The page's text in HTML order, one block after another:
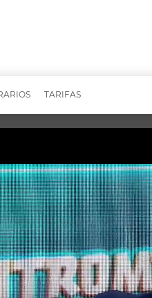
DR. BEAUTY
EL SEÑOR DE LOS
ARGENTINOS X
ESTÉTICA 360 TV
CARAS Y NEGOCIOS
SCOUTING PARA UN
TARIFAS